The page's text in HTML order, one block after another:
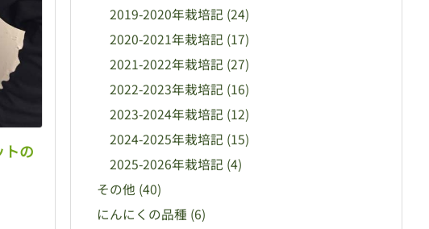
トの
2019-2020年栽培記 (24)
2020-2021年栽培記 (17)
2021-2022年栽培記 (27)
2022-2023年栽培記 (16)
2023-2024年栽培記 (12)
2024-2025年栽培記 (15)
2025-2026年栽培記 (4)
その他 (40)
にんにくの品種 (6)